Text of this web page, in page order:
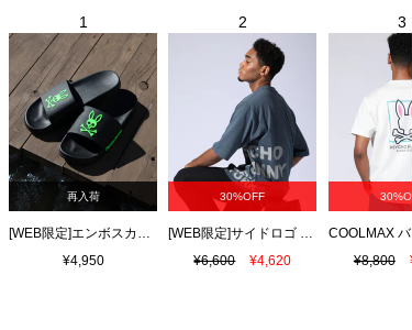
再入荷
[WEB限定]エンボスカラーロゴ シャワーサンダル
¥4,950
30%OFF
[WEB限定]サイドロゴ ビッグシルエット Tシャツ
¥6,600
¥4,620 ¥8,800